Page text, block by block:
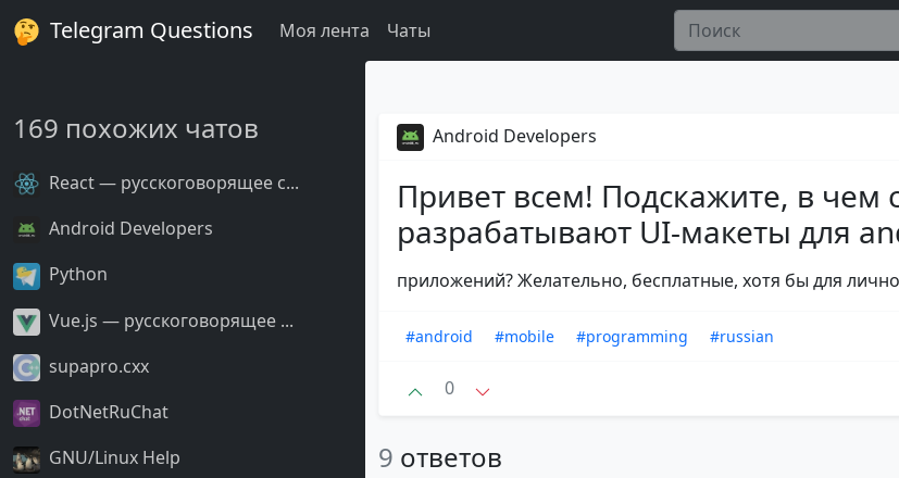
Telegram Questions Моя лента Чаты
169 похожих чатов
React — русскоговорящее с...
Android Developers
Python
Vue.js — русскоговорящее ...
supapro.cxx
DotNetRuChat
GNU/Linux Help
Android Developers
Привет всем! Подскажите, в чем
разрабатывают UI-макеты для
приложений? Желательно, бесплатные, хотя бы для
#android #mobile #programming #russian
0
9 ответов